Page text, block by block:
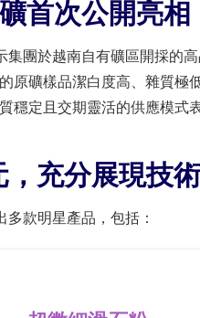
首次公開亮
集團於越南自有礦區開採
原礦樣品潔白度高、雜質
穩定且交期靈活的供應模式
充分展現技
款明星產品，包括：